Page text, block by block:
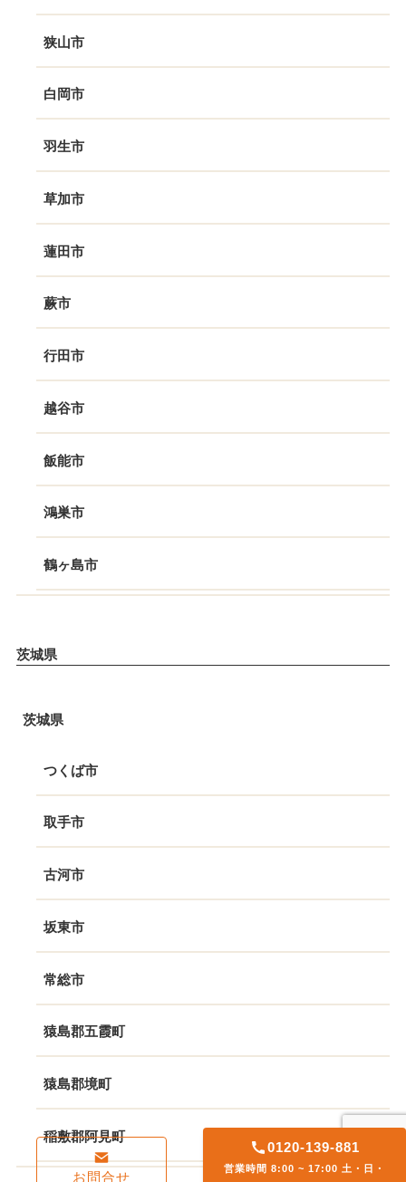
狭山市
白岡市
羽生市
草加市
蓮田市
蕨市
行田市
越谷市
飯能市
鴻巣市
鶴ヶ島市
茨城県
茨城県
つくば市
取手市
古河市
坂東市
常総市
猿島郡五霞町
猿島郡境町
稲敷郡阿見町
お問合せ
0120-139-881
営業時間 8:00 ~ 17:00 土・日・